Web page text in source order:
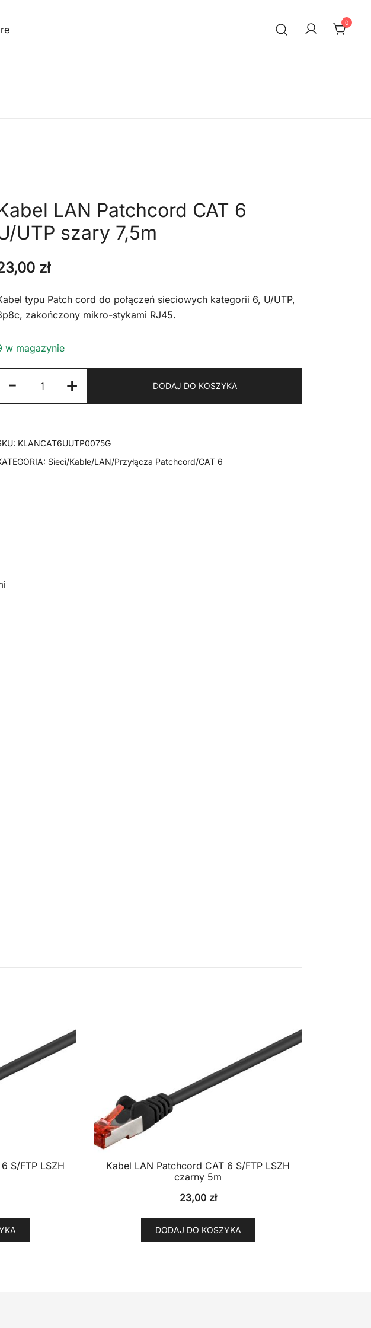
0
LAN Patchcord CAT 6
UTP szary 7,5m
zł
typu Patch cord do połączeń sieciowych kategorii 6, U/UTP,
zakończony mikro-stykami RJ45.
w magazynie
-
Kabel
LAN
Patchcord
CAT
U/UTP
+ DODAJ DO KOSZYKA
KLANCAT6UUTP0075G
Sieci/Kable/LAN/Przyłącza Patchcord/CAT 6
S/FTP LSZH
Kabel LAN Patchcord CAT 6 S/FTP LSZH
czarny 5m
23,00 zł
DODAJ DO KOSZYKA